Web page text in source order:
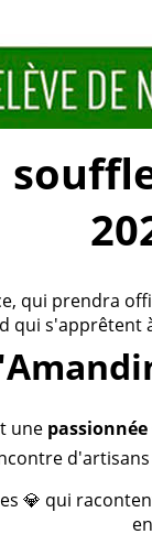
qui prendra
qui
une passionnée
💎 qui